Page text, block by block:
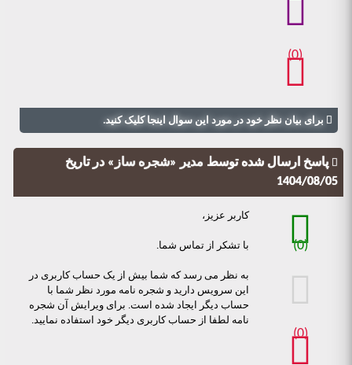
(0)
برای بیان نظر خود در مورد این سوال اینجا کلیک کنید.
پاسخ ارسال شده توسط مدیر «شجره ساز» در تاریخ
1404/08/05
(0)
(0)
کاربر عزیز،
با تشکر از تماس شما.
به نظر می رسد که شما بیش از یک حساب کاربری در
این سرویس دارید و شجره نامه مورد نظر شما با
حساب دیگر ایجاد شده است. برای ویرایش آن شجره
نامه لطفا از حساب کاربری دیگر خود استفاده نمایید.